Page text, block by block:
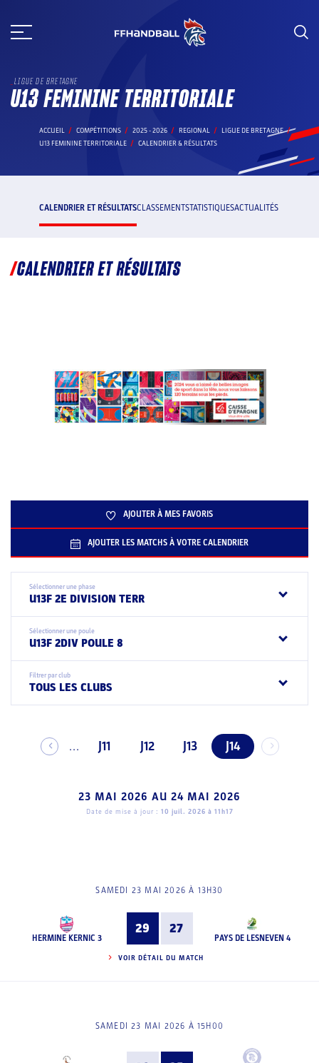
au
LIGUE DE BRETAGNE
U13 FEMININE TERRITORIALE
ACCUEIL COMPÉTITIONS 2025 - 2026 REGIONAL
LIGUE DE BRETAGNE
U13 FEMININE TERRITORIALE
CALENDRIER & RÉSULTATS
CALENDRIER ET RÉSULTATSCLASSEMENTSTATISTIQUESACTUALITÉS
CALENDRIER ET RÉSULTATS
AJOUTER À MES FAVORIS
AJOUTER LES MATCHS À VOTRE CALENDRIER
Sélectionner une phase
U13F 2E DIVISION TERR
Sélectionner une poule
U13F 2DIV POULE 8
Filtrer par club
TOUS LES CLUBS
... J11 J12 J13 J14
23 MAI 2026 AU 24 MAI 2026
Date de mise à jour : 10 juil. 2026 à 11h17
SAMEDI 23 MAI 2026 À 13H30
HERMINE KERNIC 3
29 27
PAYS DE LESNEVEN 4
VOIR DÉTAIL DU MATCH
SAMEDI 23 MAI 2026 À 15H00